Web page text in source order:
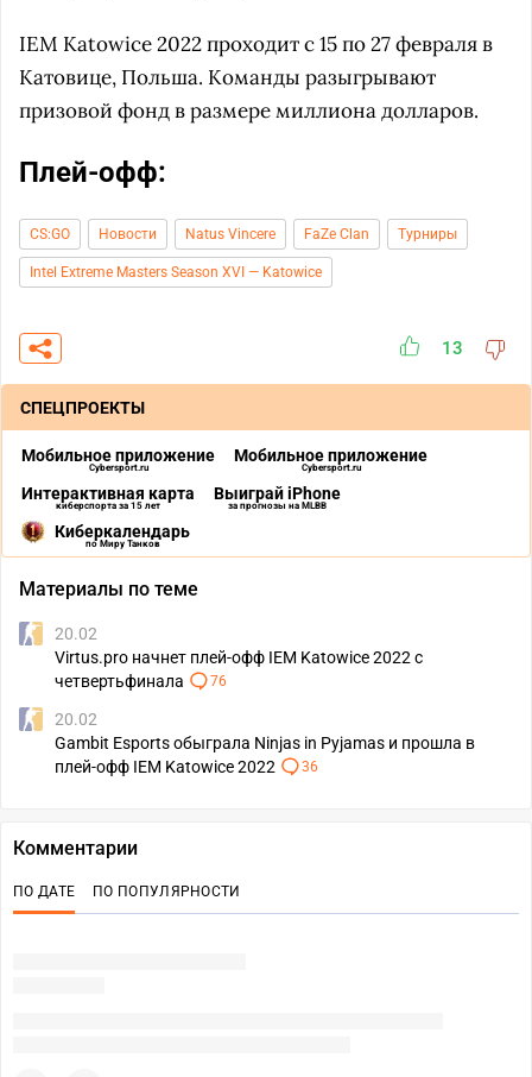
IEM Katowice 2022 проходит с 15 по 27 февраля в
Катовице, Польша. Команды разыгрывают
призовой фонд в размере миллиона долларов.
Плей-офф:
CS:GO Новости Natus Vincere FaZe Clan Турниры
Intel Extreme Masters Season XVI — Katowice
13
СПЕЦПРОЕКТЫ
Мобильное приложение
Cybersport.ru
Мобильное приложение
Cybersport.ru
Интерактивная карта
киберспорта за 15 лет
Выиграй iPhone
за прогнозы на MLBB
Киберкалендарь
по Миру Танков
Материалы по теме
20.02
Virtus.pro начнет плей-офф IEM Katowice 2022 с
четвертьфинала
76
20.02
Gambit Esports обыграла Ninjas in Pyjamas и прошла в
плей-офф IEM Katowice 2022
36
Комментарии
ПО ДАТЕ ПО ПОПУЛЯРНОСТИ